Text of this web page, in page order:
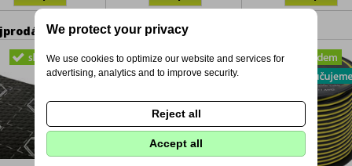
We protect your privacy
We use cookies to optimize our website and services for
advertising, analytics and to improve security.
Reject all
Accept all